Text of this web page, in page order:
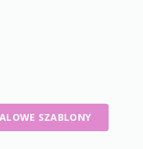
SZABLONY